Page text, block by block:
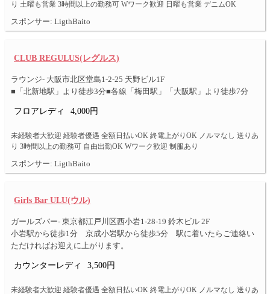
り 土曜も営業 3時間以上の勤務可 Wワーク歓迎 日曜も営業 デニムOK
スポンサー: LigthBaito
CLUB REGULUS(レグルス)
ラウンジ- 大阪市北区堂島1-2-25 天野ビル1F
■「北新地駅」より徒歩3分■各線「梅田駅」「大阪駅」より徒歩7分
フロアレディ 4,000円
未経験者大歓迎 経験者優遇 全額日払いOK 終電上がりOK ノルマなし 送りあ
り 3時間以上の勤務可 自由出勤OK Wワーク歓迎 制服あり
スポンサー: LigthBaito
Girls Bar ULU(ウル)
ガールズバー- 東京都江戸川区西小岩1-28-19 鈴木ビル 2F
小岩駅から徒歩1分 京成小岩駅から徒歩5分 駅に着いたらご連絡い
ただければお迎えに上がります。
カウンターレディ 3,500円
未経験者大歓迎 経験者優遇 全額日払いOK 終電上がりOK ノルマなし 送りあ